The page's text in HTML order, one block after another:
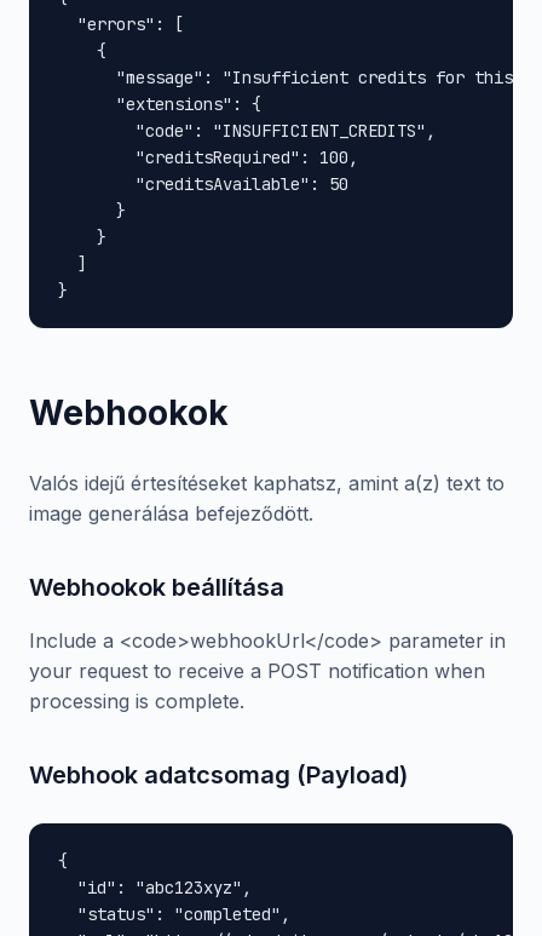
  "errors": [
    {
"message": "Insufficient credits for this
      "extensions": {
        "code": "INSUFFICIENT_CREDITS",
        "creditsRequired": 100,
        "creditsAvailable": 50
      }
    }
  ]
}
Webhookok
Valós idejű értesítéseket kaphatsz, amint a(z) text to
image generálása befejeződött.
Webhookok beállítása
Include a <code>webhookUrl</code> parameter in
your request to receive a POST notification when
processing is complete.
Webhook adatcsomag (Payload)
{
  "id": "abc123xyz",
  "status": "completed",